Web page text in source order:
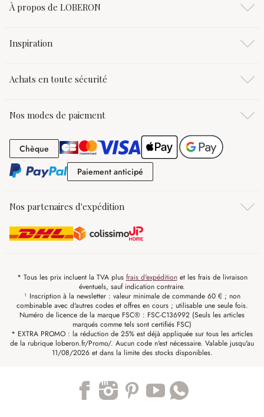
À propos de LOBERON
Inspiration
Achats en toute sécurité
Nos modes de paiement
Chèque Chèque
Paiement anticipé
Nos partenaires d'expédition
* Tous les prix incluent la TVA plus frais d'expéditionet les frais de livraison
éventuels, sauf indication contraire.
¹ Inscription à la newsletter : valeur minimale de commande 60 € ; non
combinable avec d'autres codes et offres en cours ; utilisable une seule fois.
Numéro de licence de la marque FSC® : FSC-C136992 (Seuls les articles
marqués comme tels sont certifiés FSC)
* EXTRA PROMO : la réduction de 25% est déjà appliquée sur tous les articles
de la rubrique loberon.fr/Promo/. Aucun code n'est nécessaire. Valable jusqu'au
11/08/2026 et dans la limite des stocks disponibles.